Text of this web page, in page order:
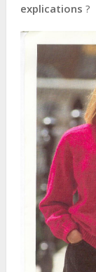
explications ?